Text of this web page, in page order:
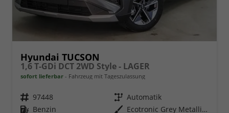
Hyundai TUCSON
1,6 T-GDi DCT 2WD Style - LAGER
sofort lieferbar Fahrzeug mit Tageszulassung
Fahrzeugnr. 97448 Getriebe Automatik
Kraftstoff Benzin Außenfarbe
Ecotronic Grey Metallic ()